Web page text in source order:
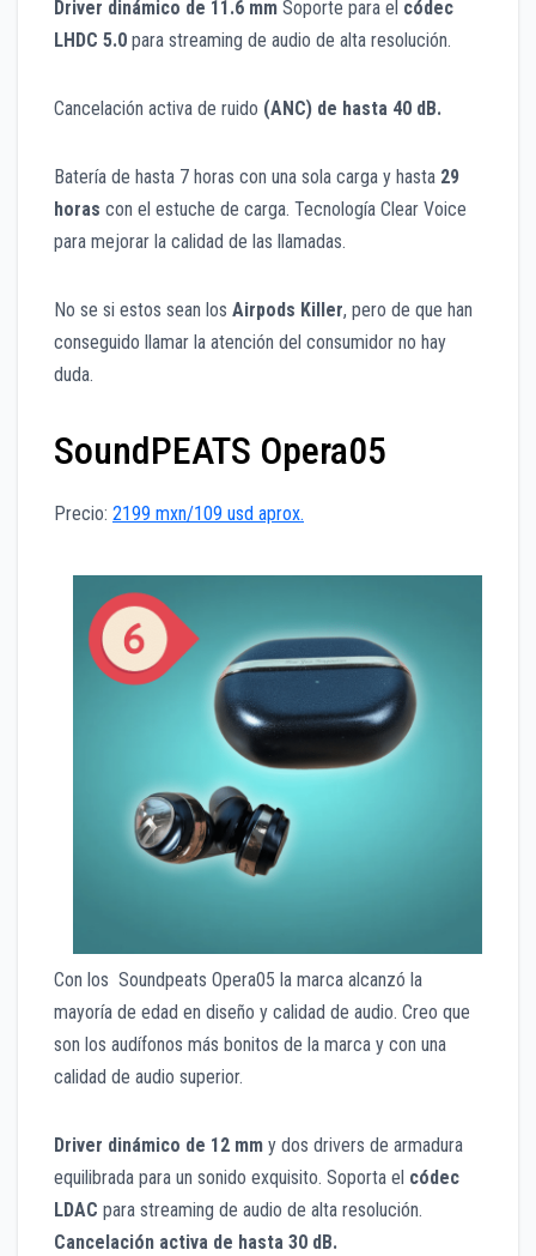
Driver dinámico de 11.6 mm Soporte para el códec
LHDC 5.0 para streaming de audio de alta resolución.
Cancelación activa de ruido (ANC) de hasta 40 dB.
Batería de hasta 7 horas con una sola carga y hasta 29
horas con el estuche de carga. Tecnología Clear Voice
para mejorar la calidad de las llamadas.
No se si estos sean los Airpods Killer, pero de que han
conseguido llamar la atención del consumidor no hay
duda.
SoundPEATS Opera05
Precio: 2199 mxn/109 usd aprox.
Con los Soundpeats Opera05 la marca alcanzó la
mayoría de edad en diseño y calidad de audio. Creo que
son los audífonos más bonitos de la marca y con una
calidad de audio superior.
Driver dinámico de 12 mm y dos drivers de armadura
equilibrada para un sonido exquisito. Soporta el códec
LDAC para streaming de audio de alta resolución.
Cancelación activa de hasta 30 dB.